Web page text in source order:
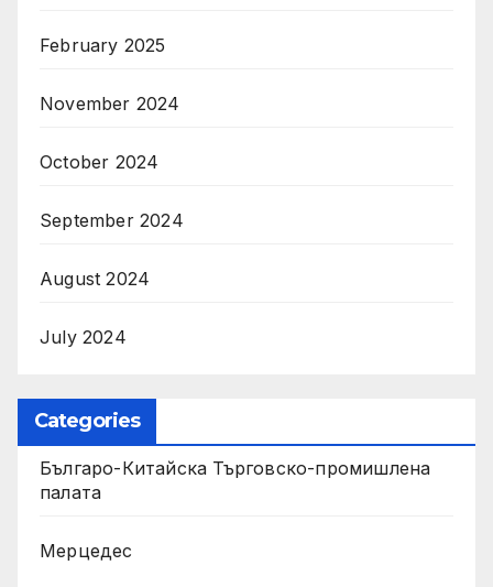
February 2025
November 2024
October 2024
September 2024
August 2024
July 2024
Categories
Българо-Китайска Търговско-промишлена
палaта
Мерцедес